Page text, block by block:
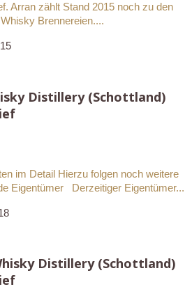
Arran zählt Stand 2015 noch zu den
Brennereien....
Distillery (Schottland)
im Detail Hierzu folgen noch weitere
Eigentümer Derzeitiger Eigentümer...
Distillery (Schottland)